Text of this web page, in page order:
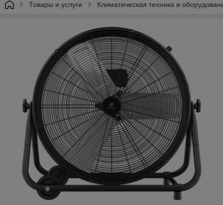
Товары и услуги Климатическая техника и